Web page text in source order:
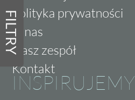
FILTRYPolityka prywatności
O nas
Nasz zespół
Kontakt
INSPIRUJEMY